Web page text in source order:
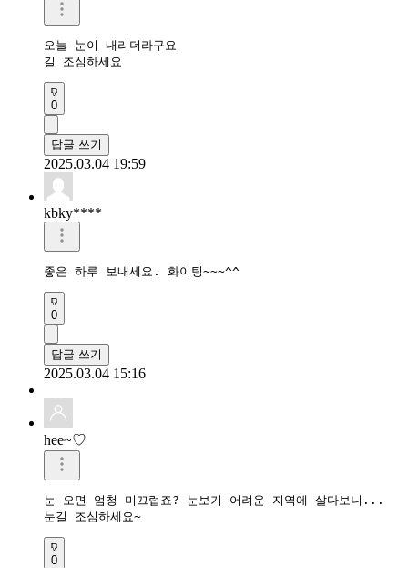
오늘 눈이 내리더라구요
길 조심하세요
0
답글 쓰기
2025.03.04 19:59
kbky****
좋은 하루 보내세요. 화이팅~~~^^
0
답글 쓰기
2025.03.04 15:16
hee~♡
눈 오면 엄청 미끄럽죠? 눈보기 어려운 지역에 살다보니...
눈길 조심하세요~
0